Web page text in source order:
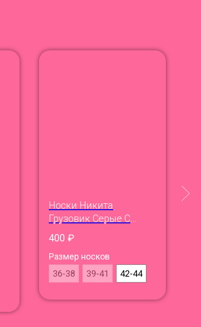
Носки Никита
Грузовик Серые С
Серьёзным
Трицератопсом
400 ₽
Размер носков
36-38
39-41 42-44